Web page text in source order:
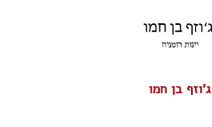
ג'וזף בן חמו